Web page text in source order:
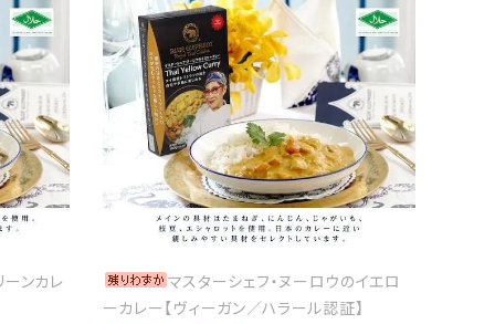
ーンカレ
マスターシェフ・ヌーロウのイエロ
ーカレー【ヴィーガン／ハラール認証】